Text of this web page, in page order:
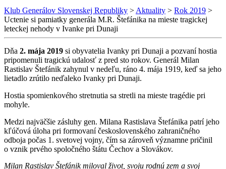
Klub Generálov Slovenskej Republiky > Aktuality > Rok 2019 >
Uctenie si pamiatky generála M.R. Štefánika na mieste tragickej
leteckej nehody v Ivanke pri Dunaji
Dňa 2. mája 2019 si obyvatelia Ivanky pri Dunaji a pozvaní hostia
pripomenuli tragickú udalosť z pred sto rokov. Generál Milan
Rastislav Štefánik zahynul v nedeľu, ráno 4. mája 1919, keď sa jeho
lietadlo zrútilo neďaleko Ivanky pri Dunaji.
Hostia spomienkového stretnutia sa stretli na mieste tragédie pri
mohyle.
Medzi najväčšie zásluhy gen. Milana Rastislava Štefánika patrí jeho
kľúčová úloha pri formovaní československého zahraničného
odboja počas 1. svetovej vojny, čím sa zároveň významne pričinil
o vznik prvého spoločného štátu Čechov a Slovákov.
Milan Rastislav Štefánik miloval život, svoju rodnú zem a svoj